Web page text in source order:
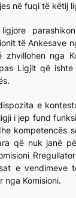
në fuqi të këtij
të Ankesave
nga
Ligjit që
e
i jep fund
kompetencës
që nuk janë
e vendimeve
nga Komisioni.